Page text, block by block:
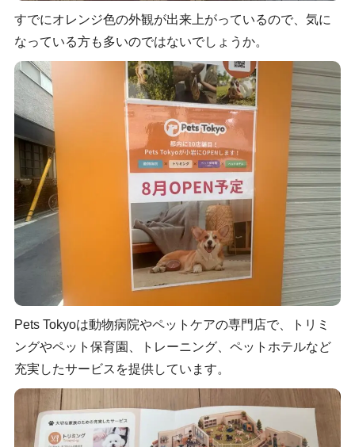
すでにオレンジ色の外観が出来上がっているので、気に
なっている方も多いのではないでしょうか。
Pets Tokyoは動物病院やペットケアの専門店で、トリミ
ングやペット保育園、トレーニング、ペットホテルなど
充実したサービスを提供しています。